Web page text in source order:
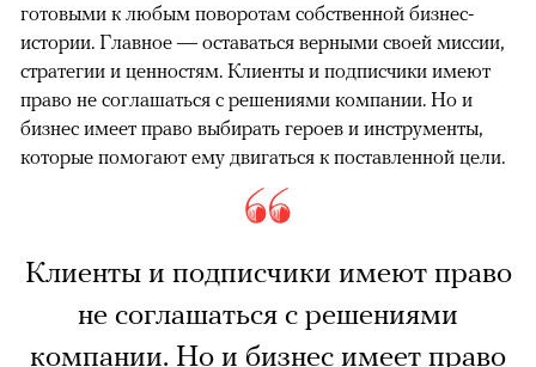
готовыми к любым поворотам собственной бизнес-
истории. Главное — оставаться верными своей миссии,
стратегии и ценностям. Клиенты и подписчики имеют
право не соглашаться с решениями компании. Но и
бизнес имеет право выбирать героев и инструменты,
которые помогают ему двигаться к поставленной цели.
Клиенты и подписчики имеют право
не соглашаться с решениями
компании. Но и бизнес имеет право